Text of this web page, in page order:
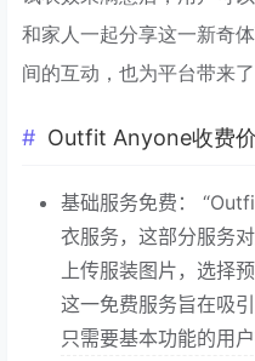
和家人一起分享这一新奇
间的互动，也为平台带来
Outfit Anyone收费价
基础服务免费：
衣服务，这部分服务
上传服装图片，选择
这一免费服务旨在吸
只需要基本功能的用户